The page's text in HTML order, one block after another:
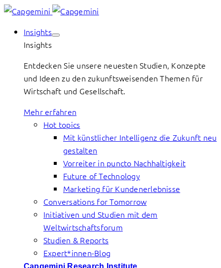
Insights
Insights
Entdecken Sie unsere neuesten Studien, Konzepte
und Ideen zu den zukunftsweisenden Themen für
Wirtschaft und Gesellschaft.
Mehr erfahren
Hot topics
Mit künstlicher Intelligenz die Zukunft neu
gestalten
Vorreiter in puncto Nachhaltigkeit
Future of Technology
Marketing für Kundenerlebnisse
Conversations for Tomorrow
Initiativen und Studien mit dem
Weltwirtschaftsforum
Studien & Reports
Expert*innen-Blog
Capgemini Research Institute